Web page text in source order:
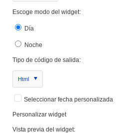
Escoge modo del widget:
Día
Noche
Tipo de código de salida:
Html
Seleccionar fecha personalizada
Personalizar widget
Vista previa del widget: